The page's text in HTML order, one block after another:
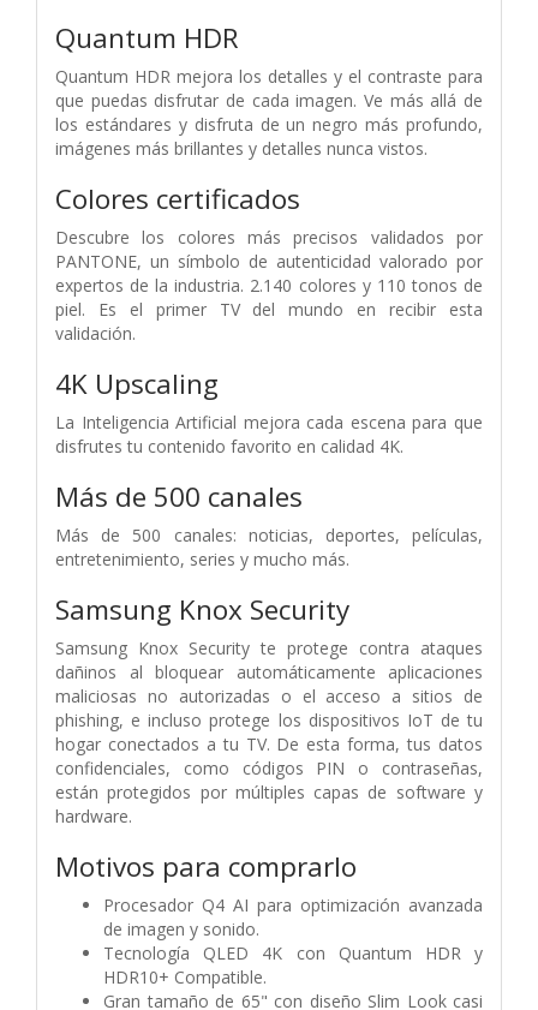
Quantum HDR
Quantum HDR mejora los detalles y el contraste para
que puedas disfrutar de cada imagen. Ve más allá de
los estándares y disfruta de un negro más profundo,
imágenes más brillantes y detalles nunca vistos.
Colores certificados
Descubre los colores más precisos validados por
PANTONE, un símbolo de autenticidad valorado por
expertos de la industria. 2.140 colores y 110 tonos de
piel. Es el primer TV del mundo en recibir esta
validación.
4K Upscaling
La Inteligencia Artificial mejora cada escena para que
disfrutes tu contenido favorito en calidad 4K.
Más de 500 canales
Más de 500 canales: noticias, deportes, películas,
entretenimiento, series y mucho más.
Samsung Knox Security
Samsung Knox Security te protege contra ataques
dañinos al bloquear automáticamente aplicaciones
maliciosas no autorizadas o el acceso a sitios de
phishing, e incluso protege los dispositivos IoT de tu
hogar conectados a tu TV. De esta forma, tus datos
confidenciales, como códigos PIN o contraseñas,
están protegidos por múltiples capas de software y
hardware.
Motivos para comprarlo
Procesador Q4 AI para optimización avanzada
de imagen y sonido.
Tecnología QLED 4K con Quantum HDR y
HDR10+ Compatible.
Gran tamaño de 65" con diseño Slim Look casi